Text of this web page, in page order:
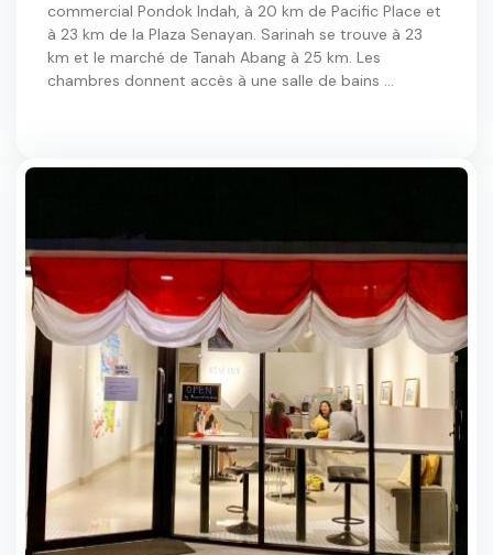
commercial Pondok Indah, à 20 km de Pacific Place et
à 23 km de la Plaza Senayan. Sarinah se trouve à 23
km et le marché de Tanah Abang à 25 km. Les
chambres donnent accès à une salle de bains ...